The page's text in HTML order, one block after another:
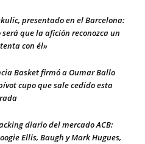
presentado en el Barcelona:
que la afición reconozca un
con él»
Basket firmó a Oumar Ballo
cupo que sale cedido esta
diario del mercado ACB:
Ellis, Baugh y Mark Hugues,